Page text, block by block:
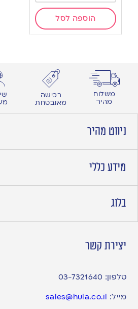
הוספה לסל
משלוח
מהיר
רכישה
מאובטחת
ניווט מהיר
מידע כללי
בלוג
יצירת קשר
טלפון: 03-7321640
מייל: sales@hula.co.il